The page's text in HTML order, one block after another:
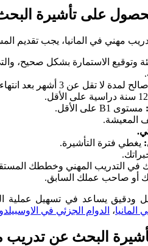
على تأشيرة
مهني في المانيا، يجب تقديم
وتوقيع الاستمارة بشكل صحيح،
صالح لمدة لا تقل عن 3 أشهر بعد انتهاء فترة التأشيرة.
مستوى B1 على الأقل.
المعيشة.
يغطي فترة التأشيرة.
في التدريب المهني وخططك
أو صاحب عملك السابق.
ودقيق يساعد في تسهيل عملية
المانيا، الدوام الجزئي في
البحث عن تدريب